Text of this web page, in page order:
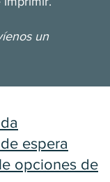
un
espera
opciones de